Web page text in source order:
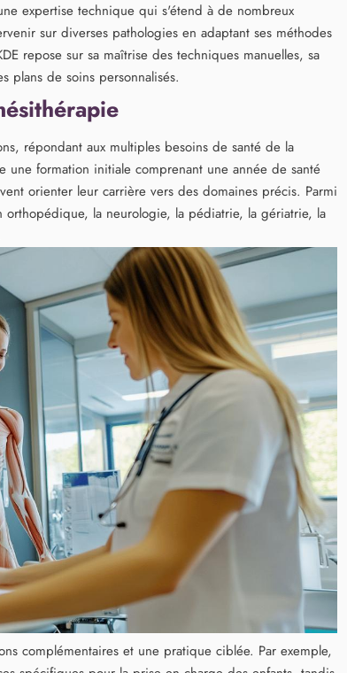
expertise technique qui s'étend à de nombreux
sur diverses pathologies en adaptant ses méthodes
repose sur sa maîtrise des techniques manuelles, sa
plans de soins personnalisés.
répondant aux multiples besoins de santé de la
formation initiale comprenant une année de santé
orienter leur carrière vers des domaines précis. Parmi
orthopédique, la neurologie, la pédiatrie, la gériatrie, la
complémentaires et une pratique ciblée. Par exemple,